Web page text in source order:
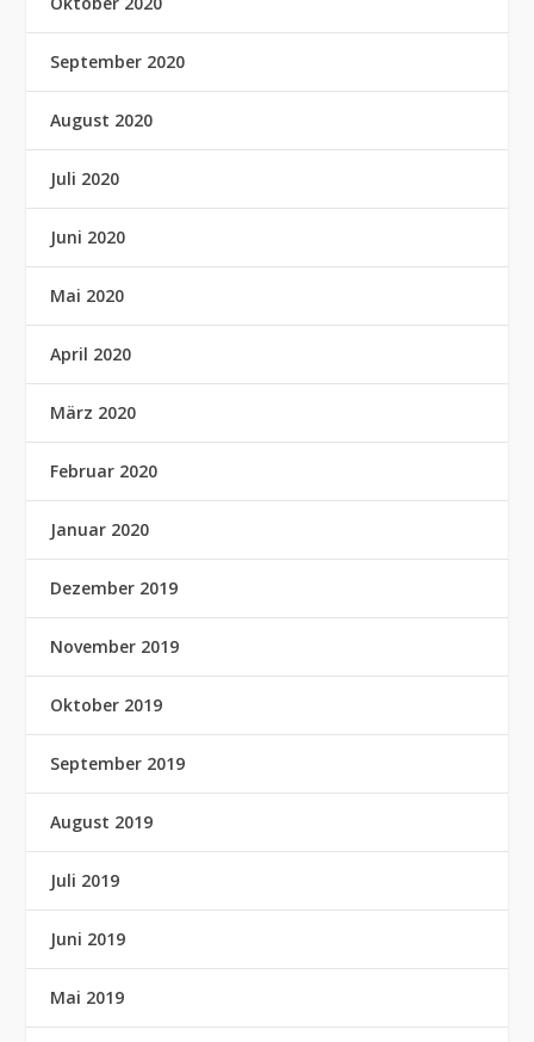
September 2020
August 2020
Juli 2020
Juni 2020
Mai 2020
April 2020
März 2020
Februar 2020
Januar 2020
Dezember 2019
November 2019
Oktober 2019
September 2019
August 2019
Juli 2019
Juni 2019
Mai 2019